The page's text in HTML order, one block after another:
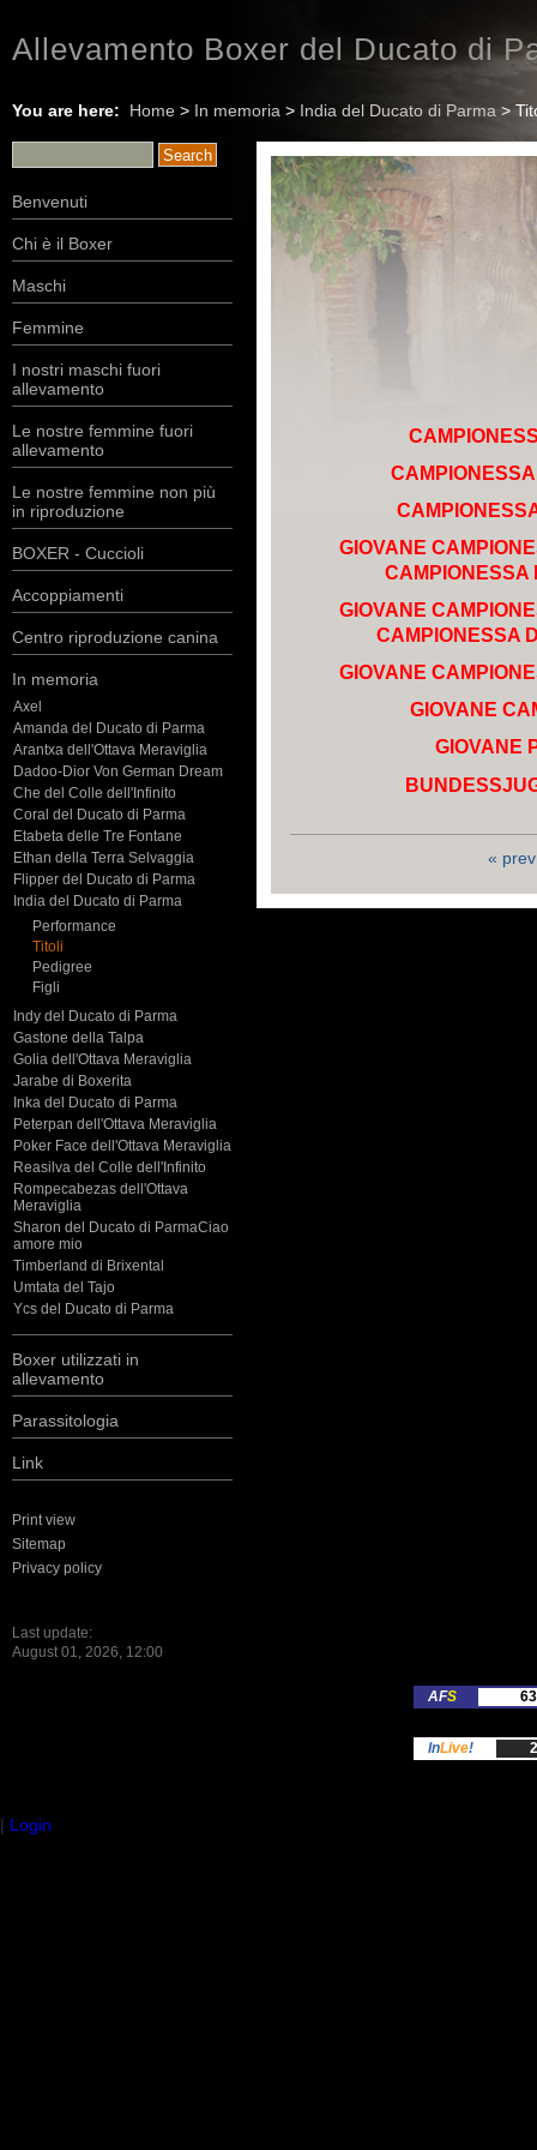
Allevamento Boxer del Ducato di
You are here: Home > In memoria > India del Ducato di Parma >
Benvenuti
Chi è il Boxer
Maschi
Femmine
I nostri maschi fuori
allevamento
Le nostre femmine fuori
allevamento
Le nostre femmine non più
in riproduzione
BOXER - Cuccioli
Accoppiamenti
Centro riproduzione canina
In memoria
Axel
Amanda del Ducato di Parma
Arantxa dell'Ottava Meraviglia
Dadoo-Dior Von German Dream
Che del Colle dell'Infinito
Coral del Ducato di Parma
Etabeta delle Tre Fontane
Ethan della Terra Selvaggia
Flipper del Ducato di Parma
India del Ducato di Parma
Performance
Titoli
Pedigree
Figli
Indy del Ducato di Parma
Gastone della Talpa
Golia dell'Ottava Meraviglia
Jarabe di Boxerita
Inka del Ducato di Parma
Peterpan dell'Ottava Meraviglia
Poker Face dell'Ottava Meraviglia
Reasilva del Colle dell'Infinito
Rompecabezas dell'Ottava
Meraviglia
Sharon del Ducato di ParmaCiao
amore mio
Timberland di Brixental
Umtata del Tajo
Ycs del Ducato di Parma
Boxer utilizzati in
allevamento
Parassitologia
Link
Print view
Sitemap
Privacy policy
Last update:
August 01, 2026, 12:00
GIOVANE
CAMPIONESSA
GIOVANE
CAMPIONESSA
GIOVANE
GIOVANE
GIOVANE
« prev
AFS
InLive!
| Login